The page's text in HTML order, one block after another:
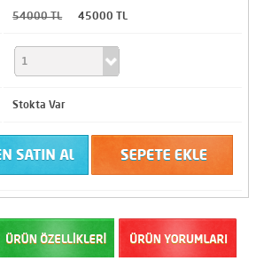
54000 TL 45000 TL
Stokta Var